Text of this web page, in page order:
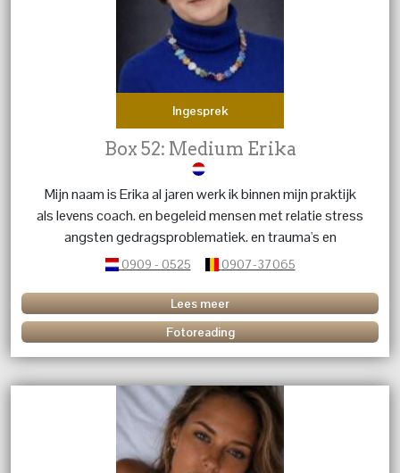
Ingesprek
Box 52: Medium Erika
Mijn naam is Erika al jaren werk ik binnen mijn praktijk
als levens coach. en begeleid mensen met relatie stress
angsten gedragsproblematiek. en trauma's en
karmische relaties. geef energetische behandelingen dit
vragen over een betekenis van een kristal of edelsteen
bel me dan.
0909 - 0525 0907-37065
Lees meer
Fotoreading